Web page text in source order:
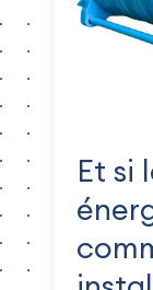
Et si